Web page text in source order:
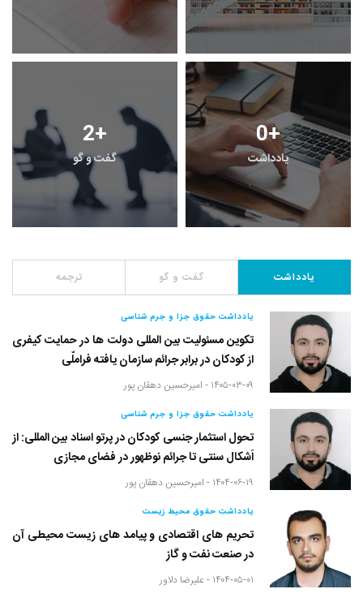
2+
گفت و گو
0+
یادداشت
یادداشت گفت و گو ترجمه
یادداشت حقوق جزا و جرم شناسی
تکوین مسئولیت بین المللی دولت ها در حمایت کیفری
از کودکان در برابر جرائم سازمان یافته فراملّی
۱۴۰۵-۰۳-۰۹ - امیرحسین دهقان پور
یادداشت حقوق جزا و جرم شناسی
تحول استثمار جنسی کودکان در پرتو اسناد بین المللی: از
اَشکال سنتی تا جرائم نوظهور در فضای مجازی
۱۴۰۴-۰۶-۱۹ - امیرحسین دهقان پور
یادداشت حقوق محیط زیست
تحریم های اقتصادی و پیامد های زیست محیطی آن
در صنعت نفت و گاز
۱۴۰۴-۰۵-۰۱ - علیرضا دلاور